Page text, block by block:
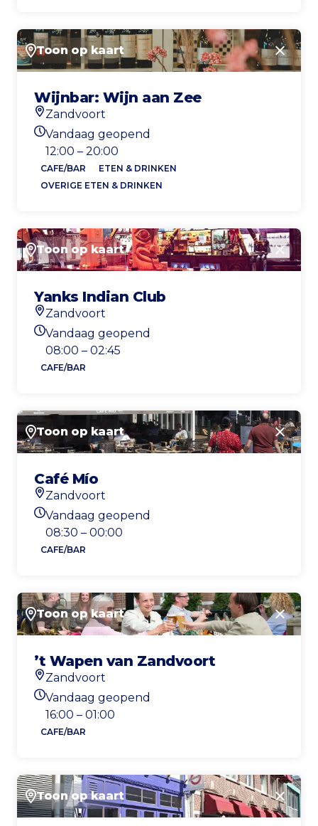
Toon op kaart
Wijnbar: Wijn aan Zee
Locatie
Zandvoort
Openingstijden vandaag
Vandaag geopend
12:00 – 20:00
CAFE/BAR
ETEN & DRINKEN
OVERIGE ETEN & DRINKEN
Toon op kaart
Yanks Indian Club
Locatie
Zandvoort
Openingstijden vandaag
Vandaag geopend
08:00 – 02:45
CAFE/BAR
Toon op kaart
Café Mío
Locatie
Zandvoort
Openingstijden vandaag
Vandaag geopend
08:30 – 00:00
CAFE/BAR
Toon op kaart
’t Wapen van Zandvoort
Locatie
Zandvoort
Openingstijden vandaag
Vandaag geopend
16:00 – 01:00
CAFE/BAR
Toon op kaart